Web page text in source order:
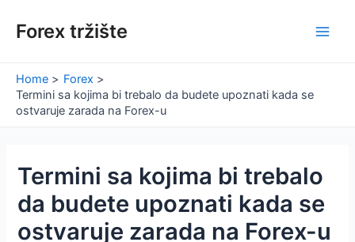
Forex tržište
Home
Forex
Termini sa kojima bi trebalo da budete upoznati kada se
ostvaruje zarada na Forex-u
Termini sa kojima bi trebalo
da budete upoznati kada se
ostvaruje zarada na Forex-u